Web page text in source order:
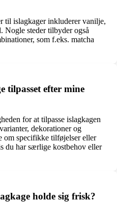
til islagkager inkluderer vanilje,
Nogle steder tilbyder også
som f.eks. matcha
tilpasset efter mine
for at tilpasse islagkagen
dekorationer og
om specifikke tilføjelser eller
du har særlige kostbehov eller
holde sig frisk?